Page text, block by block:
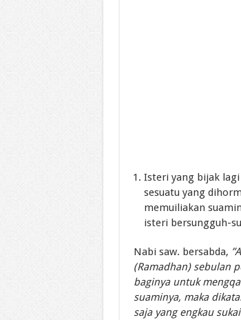
Isteri yang bijak
sesuatu yang
memuiliakan
isteri bersungguh-
Nabi saw. bersabda,
(Ramadhan) sebulan
baginya untuk
suaminya, maka
saja yang engkau